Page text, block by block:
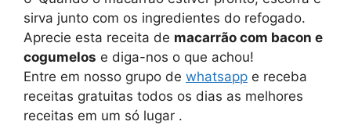
sirva junto com os ingredientes do refogado.
Aprecie esta receita de macarrão com bacon e
cogumelos e diga-nos o que achou!
Entre em nosso grupo de whatsapp e receba
receitas gratuitas todos os dias as melhores
receitas em um só lugar .